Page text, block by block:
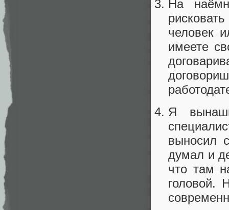
На
человек
имеете
Я
выносил
думал и
что там
головой.